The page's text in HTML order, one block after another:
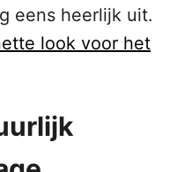
eens heerlijk uit.
look voor het